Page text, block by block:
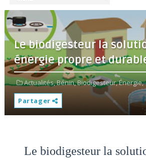
Le biodigesteur la
énergie propre et
Actualités,Bénin,Biodigesteur,Énergie,
Partager
Le biodigesteur la